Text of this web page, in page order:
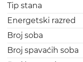
Tip stana
Energetski razred
Broj soba
Broj spavaćih soba